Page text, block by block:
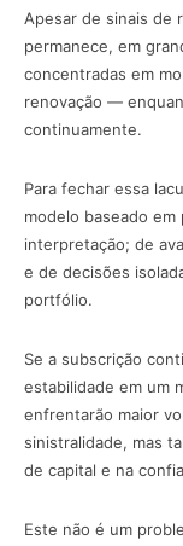
Apesar de sinais de
permanece, em
concentradas em
renovação —
continuamente.
Para fechar essa
modelo baseado
interpretação; de
e de decisões
portfólio.
Se a subscrição
estabilidade em um
enfrentarão maior
sinistralidade, mas
de capital e na
Este não é um